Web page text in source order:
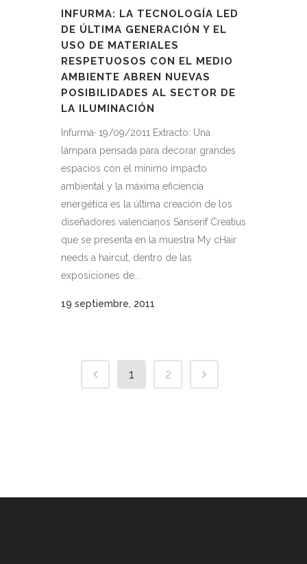
INFURMA: LA TECNOLOGÍA LED
DE ÚLTIMA GENERACIÓN Y EL
USO DE MATERIALES
RESPETUOSOS CON EL MEDIO
AMBIENTE ABREN NUEVAS
POSIBILIDADES AL SECTOR DE
LA ILUMINACIÓN
Infurma· 19/09/2011 Extracto: Una
lámpara pensada para decorar grandes
espacios con el mínimo impacto
ambiental y la máxima eficiencia
energética es la última creación de los
diseñadores valencianos Sanserif Creatius
que se presenta en la muestra My cHair
needs a haircut, dentro de las
exposiciones de...
19 septiembre, 2011
1 2